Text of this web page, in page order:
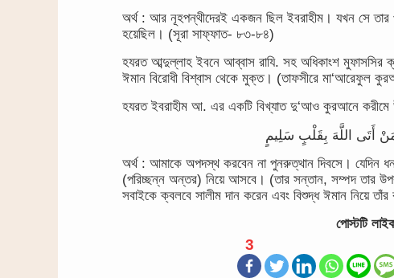
অর্থ : আর নূহপন্থীদেরই একজন ছিল ইবরাহীম। যখন সে তার
হয়েছিল। (সূরা সাফ্ফাত- ৮৩-৮৪)
হযরত আব্দুল্লাহ ইবনে আব্বাস রাযি. সহ অধিকাংশ মুফাসসির
ঈমান বিরোধী বিশ্বাস থেকে মুক্ত। (তাফসীরে মা‘আরেফুল
হযরত ইবরাহীম আ. এর একটি বিখ্যাত দু‘আও কুরআনে
مَنْ أَتَى اللَّهَ بِقَلْبٍ سَلِيمٍ
অর্থ : আমাকে অপদস্থ করবেন না পুনরুত্থান দিবসে। যেদিন
(পরিচ্ছন্ন অন্তর) নিয়ে আসবে। (তার সন্তান, সম্পদ তার
সবাইকে ক্বলবে সালীম দান করেন এবং বিশুদ্ধ ঈমান নিয়ে
পোস্টটি
3